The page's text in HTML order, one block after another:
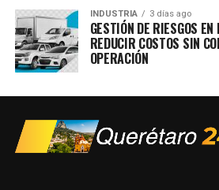
INDUSTRIA 3 días ago
GESTIÓN DE RIESGOS
REDUCIR COSTOS SIN
OPERACIÓN